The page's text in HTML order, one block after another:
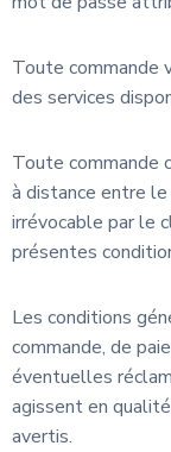
Toute commande
des services
Toute commande
à distance entre
irrévocable par le
présentes
Les conditions
commande, de
éventuelles
agissent en
avertis.